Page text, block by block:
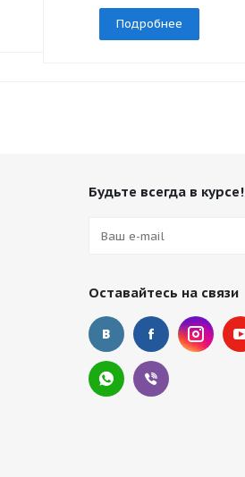
Подробнее
Будьте всегда в курсе!
Оставайтесь на связи